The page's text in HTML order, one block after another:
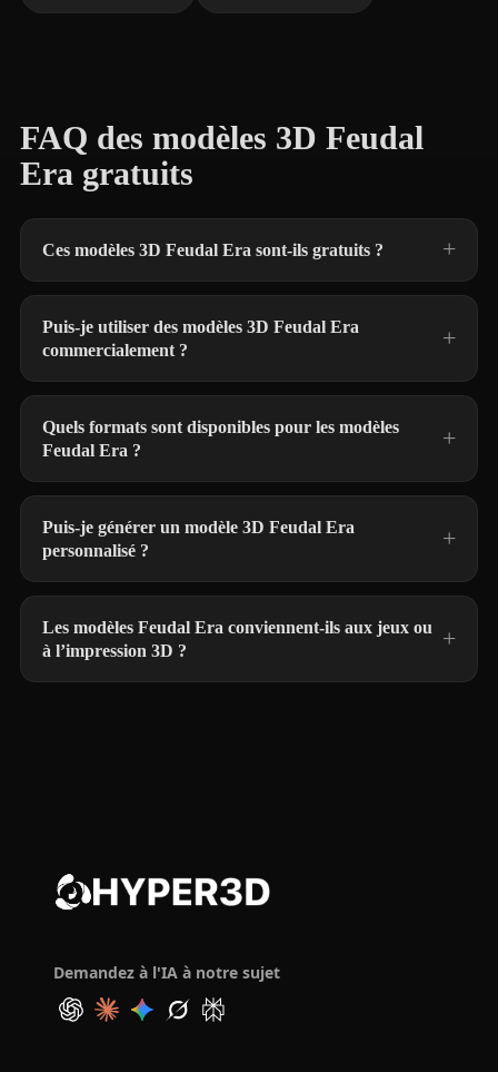
FAQ des modèles 3D Feudal
Era gratuits
Ces modèles 3D Feudal Era sont-ils gratuits ?
Puis-je utiliser des modèles 3D Feudal Era
commercialement ?
Quels formats sont disponibles pour les modèles
Feudal Era ?
Puis-je générer un modèle 3D Feudal Era
personnalisé ?
Les modèles Feudal Era conviennent-ils aux jeux ou
à l’impression 3D ?
Demandez à l'IA à notre sujet